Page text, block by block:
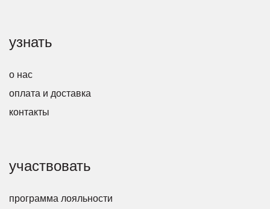
узнать
о нас
оплата и доставка
контакты
участвовать
программа лояльности